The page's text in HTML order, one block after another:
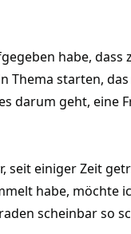
habe,
starten,
darum geht, eine
seit einiger Zeit
habe, möchte
scheinbar so